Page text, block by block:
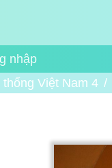
nhập
Việt Nam 4